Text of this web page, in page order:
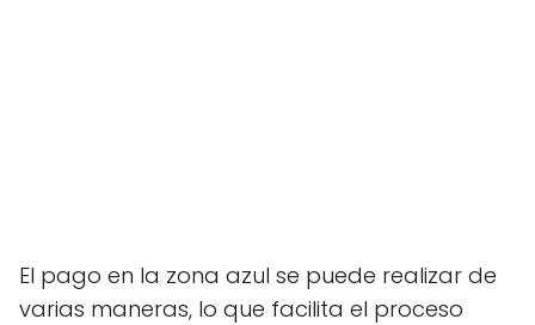
El pago en la zona azul se puede realizar de
varias maneras, lo que facilita el proceso